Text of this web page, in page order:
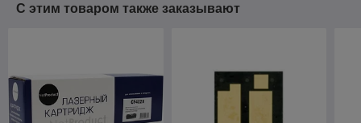
С этим товаром также заказывают